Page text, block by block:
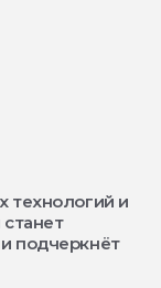
технологий и
подчеркнёт